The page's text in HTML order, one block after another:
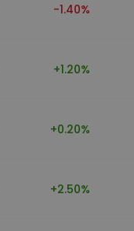
-1.40%
+1.20%
+0.20%
+2.50%